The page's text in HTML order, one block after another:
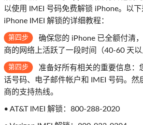
以使用 IMEI 号码免费解锁 iPhone。以
iPhone IMEI 解锁的详细教程：
第四步
确保您的 iPhone 已全额付清
商的网络上活跃了一段时间（40-60 天以
第四步
准备好所有相关的重要信息：
话号码、电子邮件帐户和 IMEI 号码。然
商的支持热线。
• AT&T IMEI 解锁：800-288-2020